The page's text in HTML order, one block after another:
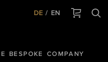
DE EN
BESPOKE
COMPANY